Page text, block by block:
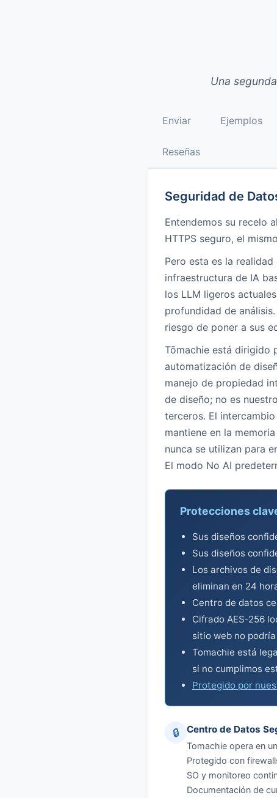
Una
Enviar Ejemplos
Reseñas
Seguridad de
Entendemos su recelo
HTTPS seguro, el
Pero esta es la
infraestructura de IA
los LLM ligeros
profundidad de
riesgo de poner a sus
Tōmachie está dirigido
automatización de
manejo de propiedad
de diseño; no es
terceros. El
mantiene en la
nunca se utilizan para
El modo No AI
Protecciones
Sus diseños
Sus diseños
Los archivos de
eliminan en 24
Centro de datos
Cifrado AES-256
sitio web no
Tomachie está
si no cumplimos
Protegido por
🔒 Centro de Datos
Tomachie opera en
Protegido con
SO y monitoreo
Documentación de